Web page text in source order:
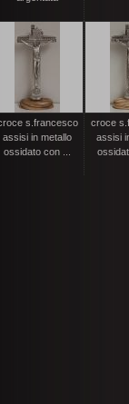
s.francesco
assisi in metallo
ossidato con ...
croce
assisi